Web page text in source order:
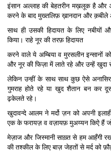
इंसान अल्लाह की बेहतरीन मख़लूक है और
करने के बाद मुख्तलिफ़ ख़ानदान और क़बीले
साथ ही उसकी हिदायत के लिए नबीयों
किया। राहे नूर की तरफ़ हिदायत
करने वाले ये अम्बिया व मुरसलीन इन्सानों
और नूर की फिज़ा में लाते रहे और उन्हें खुदा
लेकिन उन्हीं के साथ साथ कुछ ऐसे
गुमराह होते रहे या खुद शैतान बन कर
ढ़केलते रहे।
खुदावन्दे आलम ने मर्दो ज़न को अपनी
एक के फरायज़ व वज़ायफ़ मुअय्यन किऐ हैं
मेज़ाज और जिस्मानी साख़्त से हम आहँगी
की तश्कील के लिए बाज़ जेहतों से मर्द को